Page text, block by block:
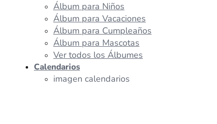
Álbum para Niños
Álbum para Vacaciones
Álbum para Cumpleaños
Álbum para Mascotas
Ver todos los Álbumes
Calendarios
imagen calendarios